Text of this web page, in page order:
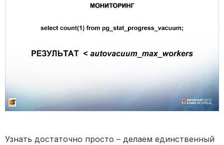
Узнать достаточно просто – делаем единственный